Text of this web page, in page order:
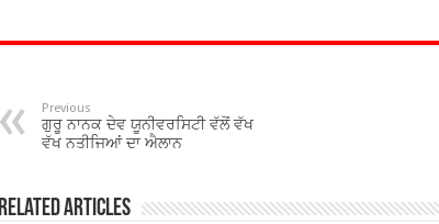
e
o
o
k
tt at
p
p
ar
Previous
ਗੁਰੂ ਨਾਨਕ ਦੇਵ ਯੂਨੀਵਰਸਿਟੀ ਵੱਲੋਂ ਵੱਖ
ਵੱਖ ਨਤੀਜਿਆਂ ਦਾ ਐਲਾਨ
Related Articles